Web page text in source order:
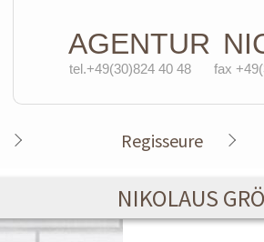
AGENTUR
tel.+49(30)824 40 48 fax
Regisseure
NIKOLAUS